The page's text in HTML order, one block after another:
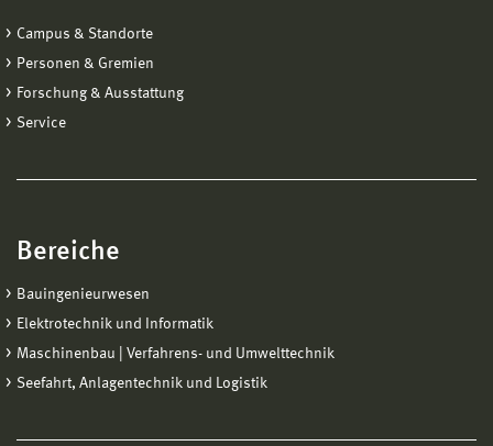
Campus & Standorte
Personen & Gremien
Forschung & Ausstattung
Service
Bereiche
Bauingenieurwesen
Elektrotechnik und Informatik
Maschinenbau | Verfahrens- und Umwelttechnik
Seefahrt, Anlagentechnik und Logistik